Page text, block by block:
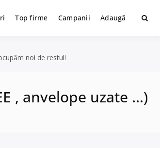
Top firme Campanii Adaugă
noi de restul!
, anvelope uzate …)